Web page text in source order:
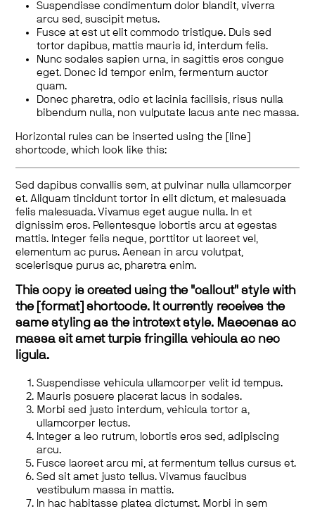
Suspendisse condimentum dolor blandit, viverra
arcu sed, suscipit metus.
Fusce at est ut elit commodo tristique. Duis sed
tortor dapibus, mattis mauris id, interdum felis.
Nunc sodales sapien urna, in sagittis eros congue
eget. Donec id tempor enim, fermentum auctor
quam.
Donec pharetra, odio et lacinia facilisis, risus nulla
bibendum nulla, non vulputate lacus ante nec massa.
Horizontal rules can be inserted using the [line]
shortcode, which look like this:
Sed dapibus convallis sem, at pulvinar nulla ullamcorper
et. Aliquam tincidunt tortor in elit dictum, et malesuada
felis malesuada. Vivamus eget augue nulla. In et
dignissim eros. Pellentesque lobortis arcu at egestas
mattis. Integer felis neque, porttitor ut laoreet vel,
elementum ac purus. Aenean in arcu volutpat,
scelerisque purus ac, pharetra enim.
This copy is created using the "callout" style with
the [format] shortcode. It currently receives the
same styling as the introtext style. Maecenas ac
massa sit amet turpis fringilla vehicula ac nec
ligula.
Suspendisse vehicula ullamcorper velit id tempus.
Mauris posuere placerat lacus in sodales.
Morbi sed justo interdum, vehicula tortor a,
ullamcorper lectus.
Integer a leo rutrum, lobortis eros sed, adipiscing
arcu.
Fusce laoreet arcu mi, at fermentum tellus cursus et.
Sed sit amet justo tellus. Vivamus faucibus
vestibulum massa in mattis.
In hac habitasse platea dictumst. Morbi in sem